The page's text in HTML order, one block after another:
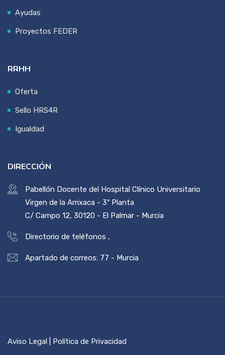
Ayudas
Proyectos FEDER
RRHH
Oferta
Sello HRS4R
Igualdad
DIRECCIÓN
Pabellón Docente del Hospital Clínico Universitario
Virgen de la Arrixaca - 3ª Planta
C/ Campo 12, 30120 - El Palmar - Murcia
Directorio de teléfonos ,
Apartado de correos: 77 - Murcia
Aviso Legal | Política de Privacidad